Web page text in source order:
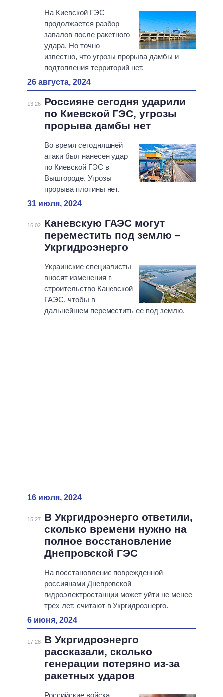
На Киевской ГЭС
продолжается разбор
завалов после ракетного
удара. Но точно
известно, что угрозы прорыва дамбы и
подтопления территорий нет.
26 августа, 2024
13:26
Россияне сегодня ударили
по Киевской ГЭС, угрозы
прорыва дамбы нет
Во время сегодняшней
атаки был нанесен удар
по Киевской ГЭС в
Вышгороде. Угрозы
прорыва плотины нет.
31 июля, 2024
16:02
Каневскую ГАЭС могут
переместить под землю –
Укргидроэнерго
Украинские специалисты
вносят изменения в
строительство Каневской
ГАЭС, чтобы в
дальнейшем переместить ее под землю.
16 июля, 2024
15:27
В Укргидроэнерго ответили,
сколько времени нужно на
полное восстановление
Днепровской ГЭС
На восстановление поврежденной
россиянами Днепровской
гидроэлектростанции может уйти не менее
трех лет, считают в Укргидроэнерго.
6 июня, 2024
17:28
В Укргидроэнерго
рассказали, сколько
генерации потеряно из-за
ракетных ударов
Российские войска